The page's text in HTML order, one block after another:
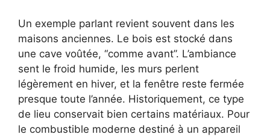
Un exemple parlant revient souvent dans les
maisons anciennes. Le bois est stocké dans
une cave voûtée, “comme avant”. L’ambiance
sent le froid humide, les murs perlent
légèrement en hiver, et la fenêtre reste fermée
presque toute l’année. Historiquement, ce type
de lieu conservait bien certains matériaux. Pour
le combustible moderne destiné à un appareil